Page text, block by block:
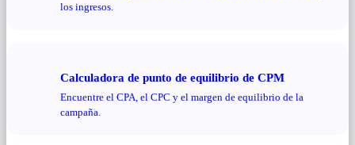
los ingresos.
Calculadora de punto de equilibrio de CPM
Encuentre el CPA, el CPC y el margen de equilibrio de la
campaña.